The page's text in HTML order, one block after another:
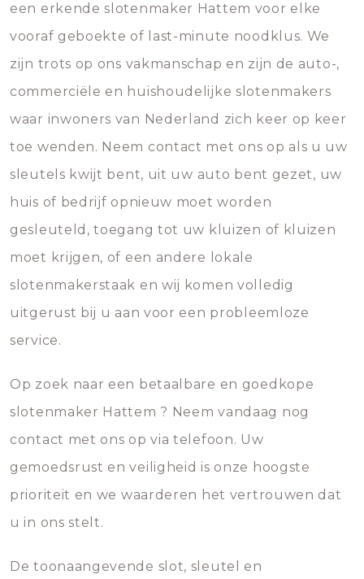
een erkende slotenmaker Hattem voor elke
vooraf geboekte of last-minute noodklus. We
zijn trots op ons vakmanschap en zijn de auto-,
commerciële en huishoudelijke slotenmakers
waar inwoners van Nederland zich keer op keer
toe wenden. Neem contact met ons op als u uw
sleutels kwijt bent, uit uw auto bent gezet, uw
huis of bedrijf opnieuw moet worden
gesleuteld, toegang tot uw kluizen of kluizen
moet krijgen, of een andere lokale
slotenmakerstaak en wij komen volledig
uitgerust bij u aan voor een probleemloze
service.
Op zoek naar een betaalbare en goedkope
slotenmaker Hattem ? Neem vandaag nog
contact met ons op via telefoon. Uw
gemoedsrust en veiligheid is onze hoogste
prioriteit en we waarderen het vertrouwen dat
u in ons stelt.
De toonaangevende slot, sleutel en